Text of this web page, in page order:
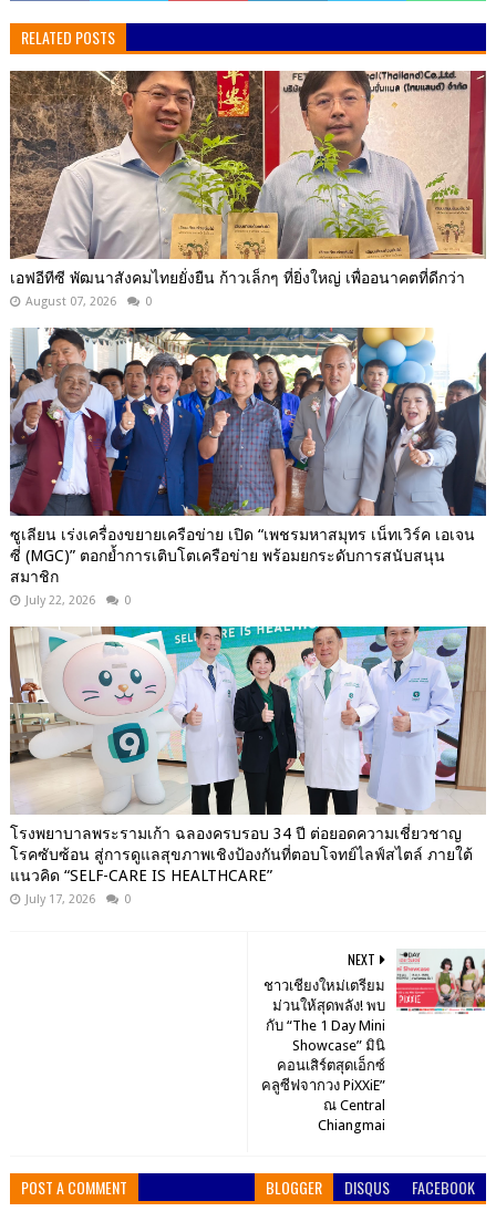
RELATED POSTS
เอฟอีทีซี พัฒนาสังคมไทยยั่งยืน ก้าวเล็กๆ ที่ยิ่งใหญ่ เพื่ออนาคตที่ดีกว่า
August 07, 2026 0
ซูเลียน เร่งเครื่องขยายเครือข่าย เปิด “เพชรมหาสมุทร เน็ทเวิร์ค เอเจน
ซี่ (MGC)” ตอกย้ำการเติบโตเครือข่าย พร้อมยกระดับการสนับสนุน
สมาชิก
July 22, 2026 0
โรงพยาบาลพระรามเก้า ฉลองครบรอบ 34 ปี ต่อยอดความเชี่ยวชาญ
โรคซับซ้อน สู่การดูแลสุขภาพเชิงป้องกันที่ตอบโจทย์ไลฟ์สไตล์ ภายใต้
แนวคิด “SELF-CARE IS HEALTHCARE”
July 17, 2026 0
NEXT
ชาวเชียงใหม่เตรียม
ม่วนให้สุดพลัง! พบ
กับ “The 1 Day Mini
Showcase” มินิ
คอนเสิร์ตสุดเอ็กซ์
คลูซีฟจากวง PiXXiE”
ณ Central
Chiangmai
POST A COMMENT BLOGGER DISQUS FACEBOOK